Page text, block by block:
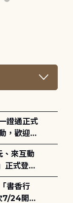
，歡迎踴
正式登
7/24開始